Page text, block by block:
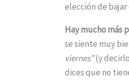
elección de
Hay mucho más
se siente muy
viernes”(y
dices que no